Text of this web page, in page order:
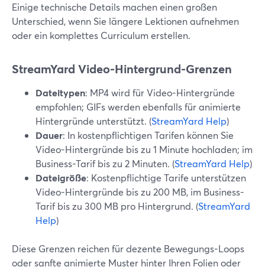
Einige technische Details machen einen großen
Unterschied, wenn Sie längere Lektionen aufnehmen
oder ein komplettes Curriculum erstellen.
StreamYard Video-Hintergrund-Grenzen
Dateitypen: MP4 wird für Video-Hintergründe
empfohlen; GIFs werden ebenfalls für animierte
Hintergründe unterstützt. (StreamYard Help)
Dauer: In kostenpflichtigen Tarifen können Sie
Video-Hintergründe bis zu 1 Minute hochladen; im
Business-Tarif bis zu 2 Minuten. (StreamYard Help)
Dateigröße: Kostenpflichtige Tarife unterstützen
Video-Hintergründe bis zu 200 MB, im Business-
Tarif bis zu 300 MB pro Hintergrund. (StreamYard
Help)
Diese Grenzen reichen für dezente Bewegungs-Loops
oder sanfte animierte Muster hinter Ihren Folien oder